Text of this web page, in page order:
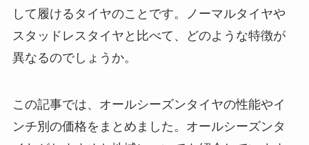
して履けるタイヤのことです。ノーマルタイヤや
スタッドレスタイヤと比べて、どのような特徴が
異なるのでしょうか。
この記事では、オールシーズンタイヤの性能やイ
ンチ別の価格をまとめました。オールシーズンタ